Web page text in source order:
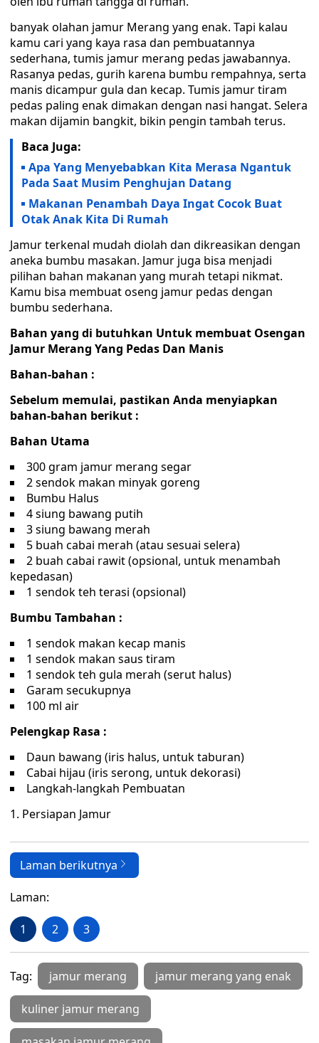
banyak olahan jamur Merang yang enak. Tapi kalau
kamu cari yang kaya rasa dan pembuatannya
sederhana, tumis jamur merang pedas jawabannya.
Rasanya pedas, gurih karena bumbu rempahnya, serta
manis dicampur gula dan kecap. Tumis jamur tiram
pedas paling enak dimakan dengan nasi hangat. Selera
makan dijamin bangkit, bikin pengin tambah terus.
Baca Juga:
Apa Yang Menyebabkan Kita Merasa Ngantuk
Pada Saat Musim Penghujan Datang
Makanan Penambah Daya Ingat Cocok Buat
Otak Anak Kita Di Rumah
Jamur terkenal mudah diolah dan dikreasikan dengan
aneka bumbu masakan. Jamur juga bisa menjadi
pilihan bahan makanan yang murah tetapi nikmat.
Kamu bisa membuat oseng jamur pedas dengan
bumbu sederhana.
Bahan yang di butuhkan Untuk membuat Osengan
Jamur Merang Yang Pedas Dan Manis
Bahan-bahan :
Sebelum memulai, pastikan Anda menyiapkan
bahan-bahan berikut :
Bahan Utama
300 gram jamur merang segar
2 sendok makan minyak goreng
Bumbu Halus
4 siung bawang putih
3 siung bawang merah
5 buah cabai merah (atau sesuai selera)
2 buah cabai rawit (opsional, untuk menambah
kepedasan)
1 sendok teh terasi (opsional)
Bumbu Tambahan :
1 sendok makan kecap manis
1 sendok makan saus tiram
1 sendok teh gula merah (serut halus)
Garam secukupnya
100 ml air
Pelengkap Rasa :
Daun bawang (iris halus, untuk taburan)
Cabai hijau (iris serong, untuk dekorasi)
Langkah-langkah Pembuatan
1. Persiapan Jamur
Laman berikutnya
Laman:
1 2 3
Tag: jamur merang jamur merang yang enak
kuliner jamur merang